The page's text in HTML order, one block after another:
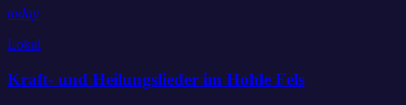
today
Lokal
Kraft- und Heilungslieder im Hohle Fels